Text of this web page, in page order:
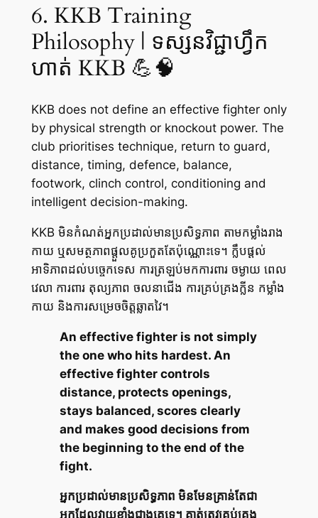
6. KKB Training
Philosophy | ទស្សនវិជ្ជាហ្វឹក
ហាត់ KKB 💪🧠
KKB does not define an effective fighter only
by physical strength or knockout power. The
club prioritises technique, return to guard,
distance, timing, defence, balance,
footwork, clinch control, conditioning and
intelligent decision-making.
KKB មិនកំណត់អ្នកប្រដាល់មានប្រសិទ្ធភាព តាមកម្លាំងរាង
កាយ ឬសមត្ថភាពផ្តួលគូប្រកួតតែប៉ុណ្ណោះទេ។ ក្លឹបផ្តល់
អាទិភាពដល់បច្ចេកទេស ការត្រឡប់មកការពារ ចម្ងាយ ពេល
វេលា ការពារ តុល្យភាព ចលនាជើង ការគ្រប់គ្រងក្លីន កម្លាំង
កាយ និងការសម្រេចចិត្តឆ្លាតវៃ។
An effective fighter is not simply
the one who hits hardest. An
effective fighter controls
distance, protects openings,
stays balanced, scores clearly
and makes good decisions from
the beginning to the end of the
fight.
អ្នកប្រដាល់មានប្រសិទ្ធភាព មិនមែនគ្រាន់តែជា
អ្នកដែលវាយខ្លាំងជាងគេទេ។ គាត់ត្រូវគ្រប់គ្រង